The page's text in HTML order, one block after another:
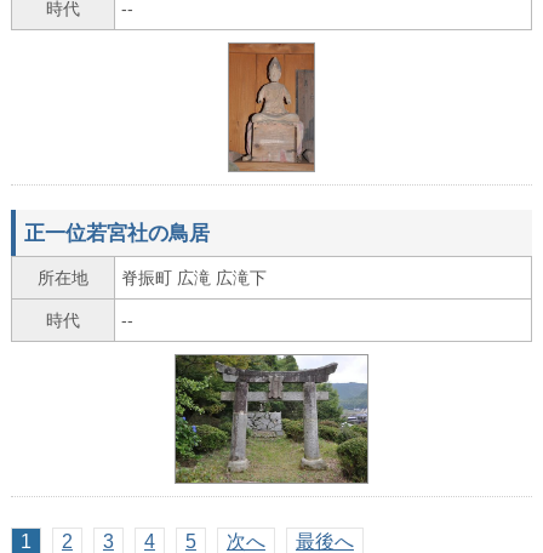
時代 --
正一位若宮社の鳥居
所在地 脊振町 広滝 広滝下
時代 --
1 2 3 4 5 次へ 最後へ